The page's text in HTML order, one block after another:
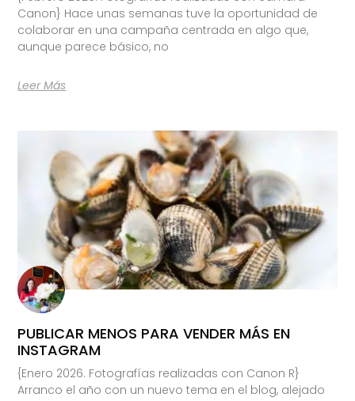
Canon} Hace unas semanas tuve la oportunidad de
colaborar en una campaña centrada en algo que,
aunque parece básico, no
Leer Más
PUBLICAR MENOS PARA VENDER MÁS EN
INSTAGRAM
{Enero 2026. Fotografías realizadas con Canon R}
Arranco el año con un nuevo tema en el blog, alejado